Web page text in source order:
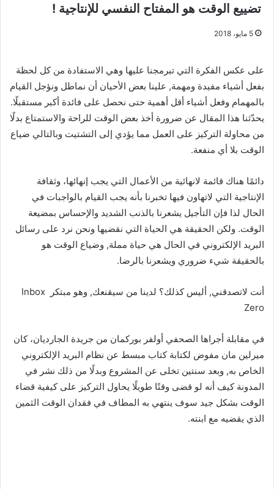
تضييع الوقت هو المفتاح النفسي للإنتاجية !
5 مايو، 2018
على عكس الفكرة التي تبرمجنا عليها وهي الاستفادة من كل لحظة
بفعل أشياء مفيدة ومهمة, علينا بعض الأحيان أن نماطل ونؤجل القيام
بالمهمام وفعل أشياء أقل أهمية حتى نحصل على فائدة أكبر مستقبلًا.
يحدّثنا هذا المقال عن ضرورة أخذ بعض الوقت للراحة والاستمتاع بدلًا
من محاولة التركيز على العمل مما يؤدي إلى التشتيت وبالتالي ضياع
الوقت بلا أي منفعة.
دائمًا هناك قائمة لانهائية من الأعمال التي يجب إنهائها، وثقافة
الإنتاجية التي لاتهاون فيها تخبرنا بأنه يجب القيام بالواجبات في
الحال لذا فإن التأجيل يشعرنا بالذنب الشديد والإحساس بمضيعة
الوقت. ولكن الحقيقة هي الحياة التي نقضيها ونحن نرد على رسائل
البريد الإلكتروني في الحال هي حياة مملة, وضياع الوقت هو
بالحقيقة شيء ضروري ويشعرنا بالرضا.
أنت لاتصدقني, أليس كذلك؟ لدينا من سيقنعك, وهو مبتكر Inbox
Zero
في مقابلة أجراها الصحفي أولفر بوركمان من جريدة الجارديان، كان
ميرلين مان مفوض لكتابة كتاب مبسط عن نظام البريد الإلكتروني
الخاص به, وبعد سنتين تخلى عن المشروع وبدلًا من ذلك نشر في
المدونة كيف أنه لو قضى وقتًا طويلًا يحاول التركيز على كيفية قضاء
الوقت بشكل جيد سوف ينتهي به المطاف في فقدان الوقت الثمين
الذي يقضيه مع ابنته.